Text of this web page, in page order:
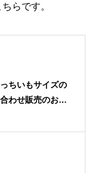
らです。
ちいもサイズの
わせ販売のお知